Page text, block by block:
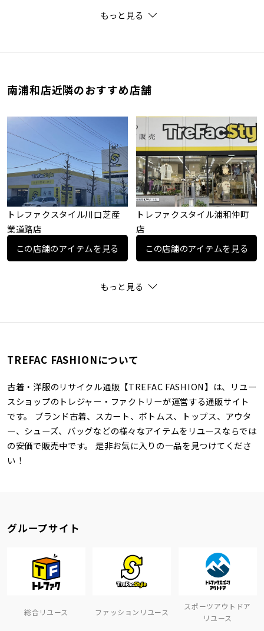
もっと見る
南浦和店近隣のおすすめ店舗
トレファクスタイル川口芝産
業道路店
この店舗のアイテムを見る
トレファクスタイル浦和仲町
店
この店舗のアイテムを見る
もっと見る
TREFAC FASHIONについて
古着・洋服のリサイクル通販【TREFAC FASHION】は、リユー
スショップのトレジャー・ファクトリーが運営する通販サイト
です。 ブランド古着、スカート、ボトムス、トップス、アウタ
ー、シューズ、バッグなどの様々なアイテムをリユースならでは
の安価で販売中です。 是非お気に入りの一品を見つけてくださ
い！
グループサイト
総合リユース ファッションリユース
スポーツアウトドア
リユース